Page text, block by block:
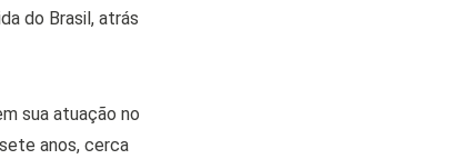
do Brasil, atrás
sua atuação no
anos, cerca